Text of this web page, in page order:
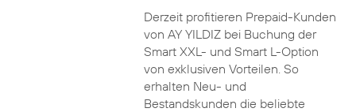
Derzeit profitieren Prepaid-Kunden
von AY YILDIZ bei Buchung der
Smart XXL- und Smart L-Option
von exklusiven Vorteilen. So
erhalten Neu- und
Bestandskunden die beliebte